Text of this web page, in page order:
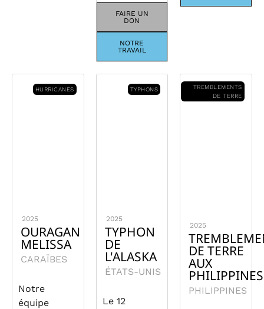
FAIRE UN
DON
NOTRE
TRAVAIL
HURRICANES
2025
OURAGAN
MELISSA
CARAÏBES
Notre
équipe
TYPHONS
2025
TYPHON
DE
L'ALASKA
ÉTATS-UNIS
Le 12
TREMBLEMENTS
DE TERRE
2025
DE TERRE
AUX
PHILIPPINES
PHILIPPINES